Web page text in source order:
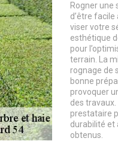
Rogner une
d’être
viser votre
esthétique
pour
terrain. La
rognage de
bonne
provoquer
des
prestataire
durabilité et
obtenus.